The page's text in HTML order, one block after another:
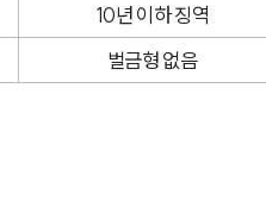
10년 이하 징역
벌금형 없음